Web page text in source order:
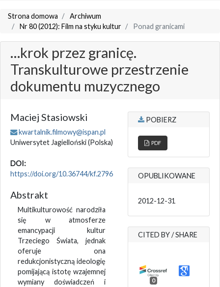
Strona domowa
Archiwum
Nr 80 (2012): Film na styku kultur
Ponad granicami
…krok przez granicę.
Transkulturowe przestrzenie
dokumentu muzycznego
Maciej Stasiowski
kwartalnik.filmowy@ispan.pl
Uniwersytet Jagielloński(Polska)
DOI:
https://doi.org/10.36744/kf.2796
Abstrakt
Multikulturowość narodziła
się w atmosferze
emancypacji kultur
Trzeciego Świata, jednak
oferuje ona
redukcjonistyczną ideologię
pomijającą istotę wzajemnej
wymiany doświadczeń i
POBIERZ
PDF
OPUBLIKOWANE
2012-12-31
CITED BY / SHARE
0